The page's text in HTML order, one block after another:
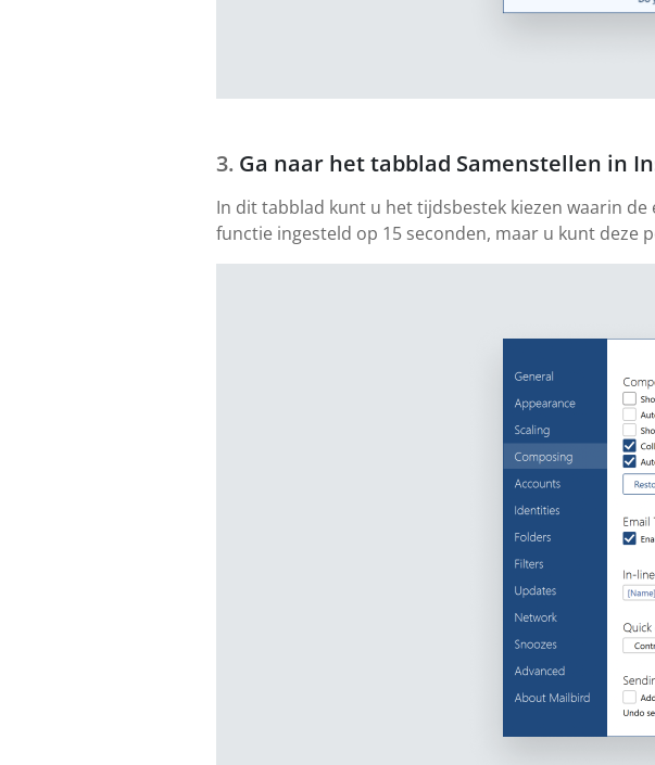
Ga naar het tabblad Samenstellen in
In dit tabblad kunt u het tijdsbestek kiezen waarin
functie ingesteld op 15 seconden, maar u kunt deze